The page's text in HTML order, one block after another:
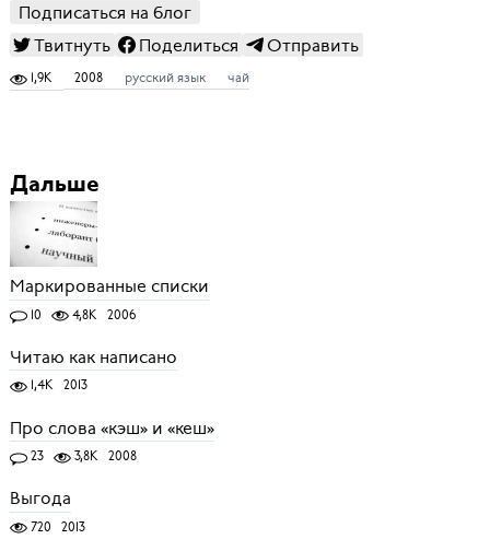
Подписаться на блог
Твитнуть
Поделиться Отправить
1,9K 2008 русский язык чай
Дальше
Маркированные списки
10 4,8K 2006
Читаю как написано
1,4K 2013
Про слова «кэш» и «кеш»
23 3,8K 2008
Выгода
720 2013